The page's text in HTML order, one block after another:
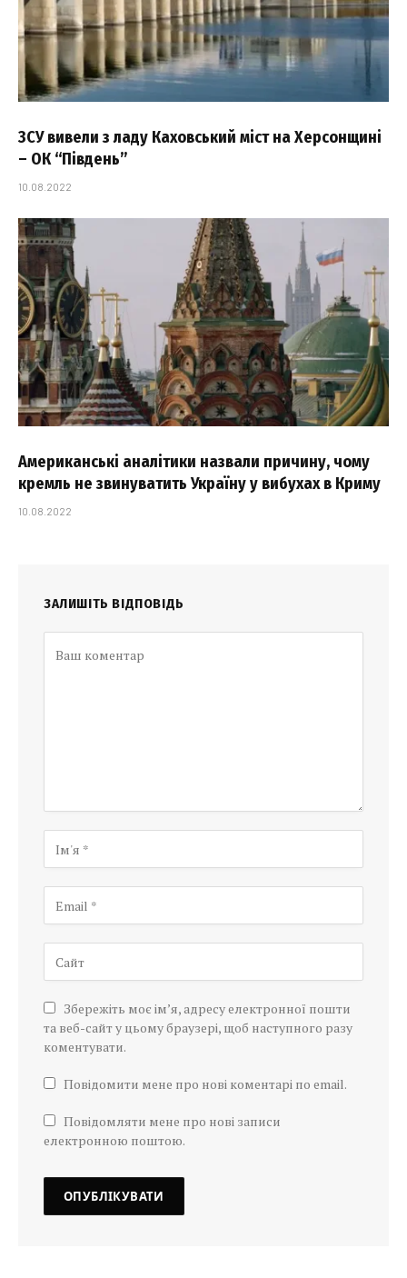
ЗСУ вивели з ладу Каховський міст на Херсонщині
– ОК “Південь”
10.08.2022
Американські аналітики назвали причину, чому
кремль не звинуватить Україну у вибухах в Криму
10.08.2022
ЗАЛИШІТЬ ВІДПОВІДЬ
Збережіть моє ім’я, адресу електронної пошти
та веб-сайт у цьому браузері, щоб наступного разу
коментувати.
Повідомити мене про нові коментарі по email.
Повідомляти мене про нові записи
електронною поштою.